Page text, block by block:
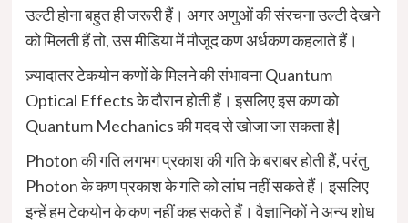
उल्टी होना बहुत ही जरूरी हैं। अगर अणुओं की संरचना उल्टी देखने
को मिलती हैं तो, उस मीडिया में मौजूद कण अर्धकण कहलाते हैं।
ज़्यादातर टेकयोन कणों के मिलने की संभावना Quantum
Optical Effects के दौरान होती हैं। इसलिए इस कण को
Quantum Mechanics की मदद से खोजा जा सकता है|
Photon की गति लगभग प्रकाश की गति के बराबर होती हैं, परंतु
Photon के कण प्रकाश के गति को लांघ नहीं सकते हैं। इसलिए
इन्हें हम टेकयोन के कण नहीं कह सकते हैं। वैज्ञानिकों ने अन्य शोध